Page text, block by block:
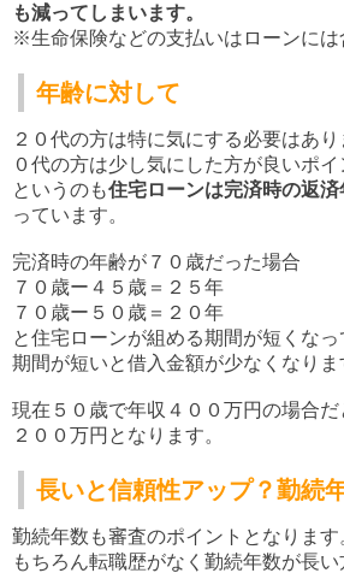
も減ってしまいます。
※生命保険などの支払いはローンには
年齢に対して
２０代の方は特に気にする必要はあ
０代の方は少し気にした方が良いポイ
というのも住宅ローンは完済時の返済
っています。
完済時の年齢が７０歳だった場合
７０歳ー４５歳＝２５年
７０歳ー５０歳＝２０年
と住宅ローンが組める期間が短くなっ
期間が短いと借入金額が少なくなりま
現在５０歳で年収４００万円の場合だ
２００万円となります。
長いと信頼性アップ？勤続
勤続年数も審査のポイントとなります
もちろん転職歴がなく勤続年数が長